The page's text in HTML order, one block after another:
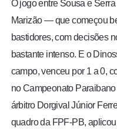
ENQUETE
TV LPB
FOTOS
O jogo entre Sousa e
Marizão — que começou
bastidores, com decisões
bastante intenso. E o
campo, venceu por 1 a 0,
no Campeonato
árbitro Dorgival Júnior
quadro da FPF-PB,